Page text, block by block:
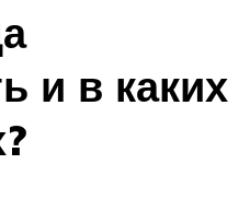
и в каких